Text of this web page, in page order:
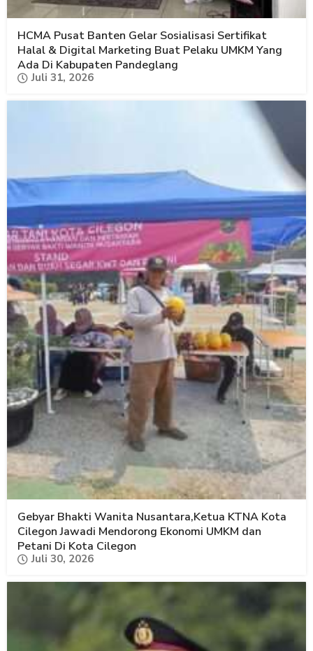
HCMA Pusat Banten Gelar Sosialisasi Sertifikat
Halal & Digital Marketing Buat Pelaku UMKM Yang
Ada Di Kabupaten Pandeglang
Juli 31, 2026
Gebyar Bhakti Wanita Nusantara,Ketua KTNA Kota
Cilegon Jawadi Mendorong Ekonomi UMKM dan
Petani Di Kota Cilegon
Juli 30, 2026